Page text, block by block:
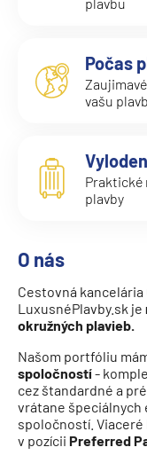
MSC
MSC
MSC
MSC
MSC
MSC
MSC
MSC
MSC
MSC
MSC
Počas
vašu
Praktické
plavby
O nás
Cestovná kancelária
LuxusnéPlavby.sk je
okružných plavieb.
Našom portfóliu
spoločností-
cez štandardné a
vrátane špeciálnych
spoločností.
v pozícii Preferred